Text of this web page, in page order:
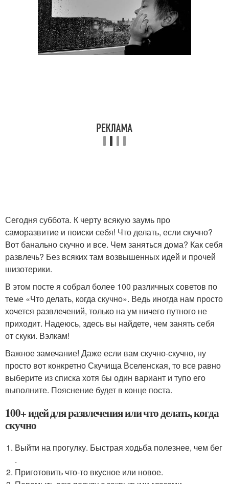
Сегодня суббота. К черту всякую заумь про
саморазвитие и поиски себя! Что делать, если скучно?
Вот банально скучно и все. Чем заняться дома? Как себя
развлечь? Без всяких там возвышенных идей и прочей
шизотерики.
В этом посте я собрал более 100 различных советов по
теме «Что делать, когда скучно». Ведь иногда нам просто
хочется развлечений, только на ум ничего путного не
приходит. Надеюсь, здесь вы найдете, чем занять себя
от скуки. Вэлкам!
Важное замечание! Даже если вам скучно-скучно, ну
просто вот конкретно Скучища Вселенская, то все равно
выберите из списка хотя бы один вариант и тупо его
выполните. Пояснение будет в конце поста.
100+ идей для развлечения или что делать, когда
скучно
Выйти на прогулку. Быстрая ходьба полезнее, чем бег
.
Приготовить что-то вкусное или новое.